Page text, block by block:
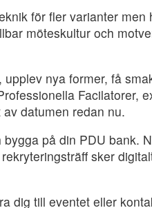
för fler varianter men
möteskultur och
nya former, få
Facilatorer,
datumen redan nu.
på din PDU bank.
sker
dig till eventet eller